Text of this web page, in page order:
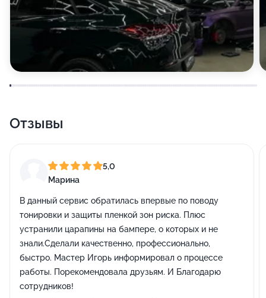
Отзывы
5,0
Марина
В данный сервис обратилась впервые по поводу
тонировки и защиты пленкой зон риска. Плюс
устранили царапины на бампере, о которых и не
знали.Сделали качественно, профессионально,
быстро. Мастер Игорь информировал о процессе
работы. Порекомендовала друзьям. И Благодарю
сотрудников!